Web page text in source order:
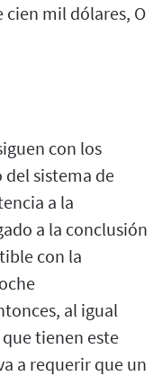
cien mil dólares, O
con los
del sistema de
a la
a la conclusión
con la
al igual
tienen este
a requerir que un